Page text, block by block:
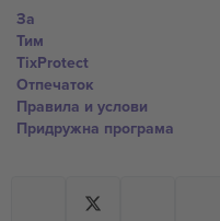
За
Тим
TixProtect
Отпечаток
Правила и услови
Придружна програма